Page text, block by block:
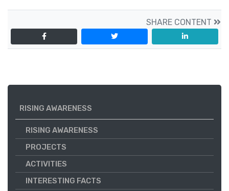
SHARE CONTENT
RISING AWARENESS
RISING AWARENESS
PROJECTS
ACTIVITIES
INTERESTING FACTS